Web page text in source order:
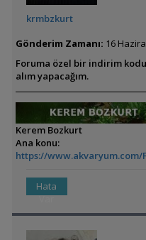
krmbzkurt
Gönderim Zamanı: 16
Foruma özel bir indirim
alım yapacağım.
Kerem Bozkurt
Ana konu:
https://www.akvaryum.com/
Hata
Var